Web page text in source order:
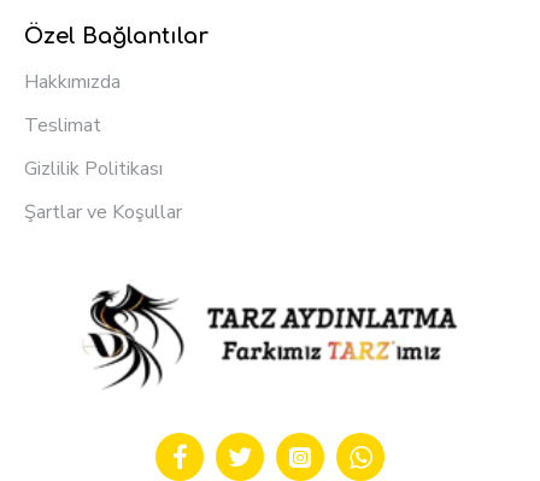
Özel Bağlantılar
Hakkımızda
Teslimat
Gizlilik Politikası
Şartlar ve Koşullar